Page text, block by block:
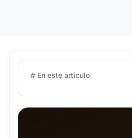
# En este artículo